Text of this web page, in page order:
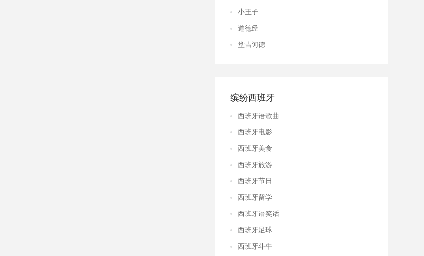
小王子
道德经
堂吉诃德
缤纷西班牙
西班牙语歌曲
西班牙电影
西班牙美食
西班牙旅游
西班牙节日
西班牙留学
西班牙语笑话
西班牙足球
西班牙斗牛